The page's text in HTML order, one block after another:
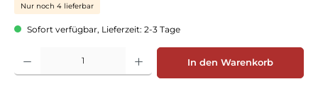
Nur noch 4 lieferbar
Sofort verfügbar, Lieferzeit: 2-3 Tage
Produkt Anzahl: Gib den gewünschten Wert ein oder benutze die
In den Warenkorb